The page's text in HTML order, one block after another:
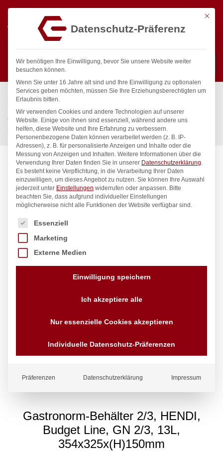
Suchen
Start / Gastronomiebedarf & Gastro Geräte für Profis
Küchenartikel
Gastronormbehälter
/
Gastronorm-Behälter 2/3, HENDI, Budget Line, GN 2/3, 13L,
354x325x(H)150mm
Gastronorm-Behälter 2/3, HENDI,
Budget Line, GN 2/3, 13L,
354x325x(H)150mm
Mit
Datenschutz-Präferenz
Wir benötigen Ihre Einwilligung, bevor Sie unsere Website weiter
besuchen können.
Wenn Sie unter 16 Jahre alt sind und Ihre Einwilligung zu optionalen
Services geben möchten, müssen Sie Ihre Erziehungsberechtigten um
Erlaubnis bitten.
Wir verwenden Cookies und andere Technologien auf unserer
Website. Einige von ihnen sind essenziell, während andere uns
helfen, diese Website und Ihre Erfahrung zu verbessern.
Personenbezogene Daten können verarbeitet werden (z. B. IP-
Adressen), z. B. für personalisierte Anzeigen und Inhalte oder die
Messung von Anzeigen und Inhalten. Weitere Informationen über die
Verwendung Ihrer Daten finden Sie in unserer Datenschutzerklärung.
Es besteht keine Verpflichtung, in die Verarbeitung Ihrer Daten
einzuwilligen, um dieses Angebot zu nutzen. Sie können Ihre Auswahl
jederzeit unter Einstellungen widerrufen oder anpassen. Bitte
beachten Sie, dass aufgrund individueller Einstellungen
möglicherweise nicht alle Funktionen der Website verfügbar sind.
Es folgt eine Liste der Service-Gruppen, für die eine
Essenziell
Marketing
Externe Medien
Einwilligung speichern
Ich akzeptiere alle
Nur essenzielle Cookies akzeptieren
Individuelle Datenschutz-Präferenzen
Präferenzen Datenschutzerklärung Impressum